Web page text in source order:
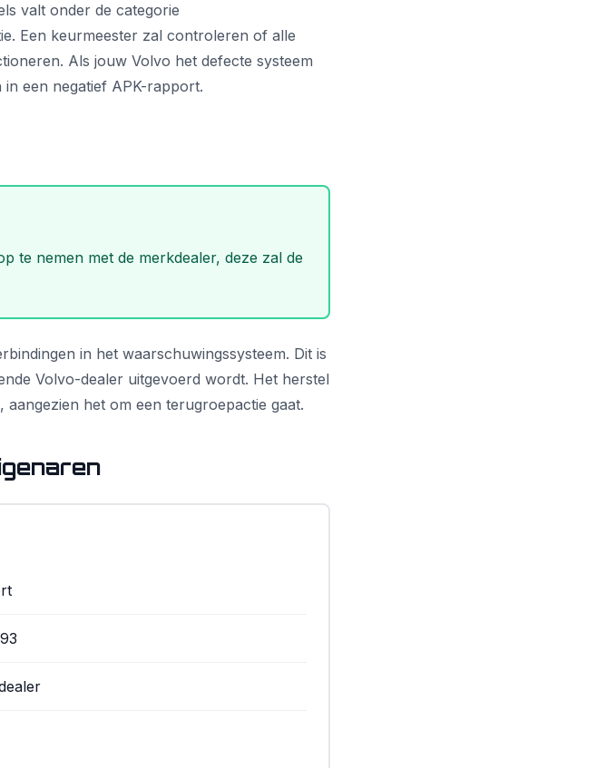
valt onder de categorie
Een keurmeester zal controleren of alle
Als jouw Volvo het defecte systeem
een negatief APK-rapport.
te nemen met de merkdealer, deze zal de
in het waarschuwingssysteem. Dit is
Volvo-dealer uitgevoerd wordt. Het herstel
het om een terugroepactie gaat.